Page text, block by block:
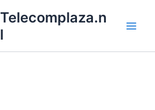
Telecomplaza.n
l